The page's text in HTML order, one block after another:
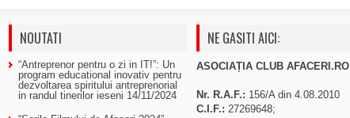
NOUTATI
“Antreprenor pentru o zi in IT!”: Un
program educational inovativ pentru
dezvoltarea spiritului antreprenorial
in randul tinerilor ieseni 14/11/2024
NE GASITI AICI:
ASOCIAȚIA CLUB AFACERI.RO
Nr. R.A.F.: 156/A din 4.08.2010
C.I.F.: 27269648;